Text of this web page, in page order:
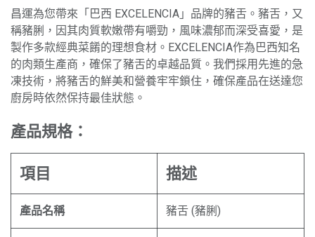
昌運為您帶來「巴西 EXCELENCIA」品牌的豬舌。豬舌，又
稱豬脷，因其肉質軟嫩帶有嚼勁，風味濃郁而深受喜愛，是
製作多款經典菜餚的理想食材。EXCELENCIA作為巴西知名
的肉類生產商，確保了豬舌的卓越品質。我們採用先進的急
凍技術，將豬舌的鮮美和營養牢牢鎖住，確保產品在送達您
廚房時依然保持最佳狀態。
產品規格：
項目 描述
產品名稱 豬舌 (豬脷)